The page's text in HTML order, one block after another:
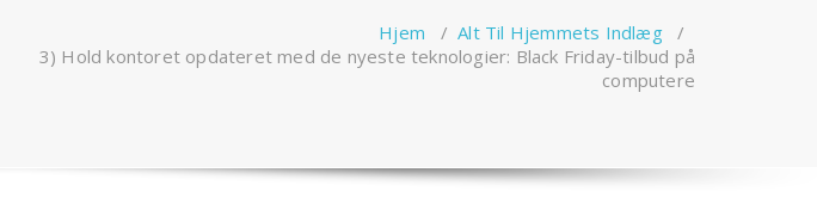
Hjem /Alt Til Hjemmets Indlæg/
3) Hold kontoret opdateret med de nyeste teknologier: Black Friday-tilbud på
computere